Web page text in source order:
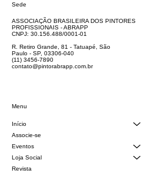
Sede
ASSOCIAÇÃO BRASILEIRA DOS PINTORES
PROFISSIONAIS - ABRAPP
CNPJ: 30.156.488/0001-01
R. Retiro Grande, 81 - Tatuapé, São
Paulo - SP, 03306-040
(11) 3456-7890
contato@pintorabrapp.com.br
Menu
Início
Associe-se
Eventos
Loja Social
Revista